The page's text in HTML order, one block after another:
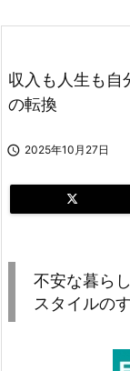
収入も人生も自
の転換
 2025年10月27日
不安な暮ら
スタイルの